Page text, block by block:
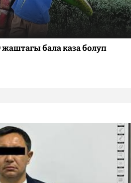
жаштагы бала каза болуп